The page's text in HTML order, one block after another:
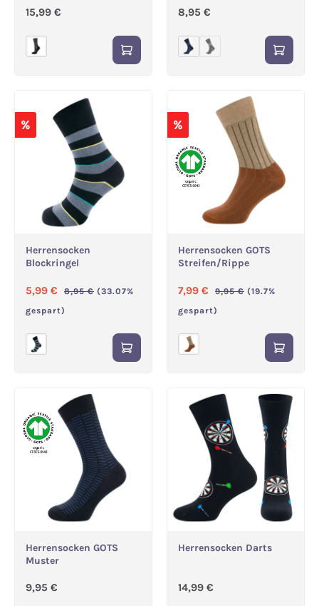
Regulärer Preis:
15,99 €
(Diese Option ist
Regulärer Preis:
8,95 €
%
Herrensocken
Blockringel
Verkaufspreis:
5,99 € Regulärer Preis:
8,95 € (33.07%
gespart)
%
Herrensocken GOTS
Streifen/Rippe
Verkaufspreis:
7,99 € Regulärer Preis:
9,95 € (19.7%
gespart)
Herrensocken GOTS
Muster
Regulärer Preis:
9,95 €
Herrensocken Darts
Regulärer Preis:
14,99 €